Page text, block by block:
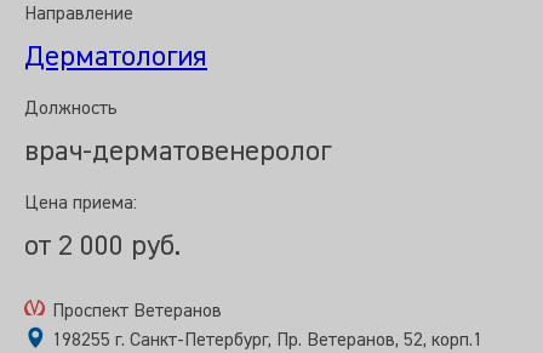
Направление
Дерматология
Должность
врач-дерматовенеролог
Цена приема:
от 2 000 руб.
Проспект Ветеранов
198255 г. Санкт-Петербург, Пр. Ветеранов, 52, корп.1